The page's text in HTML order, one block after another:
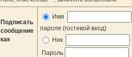
Подписать
сообщение
как
Имя
пароля (гостевой вход)
Ник
Пароль